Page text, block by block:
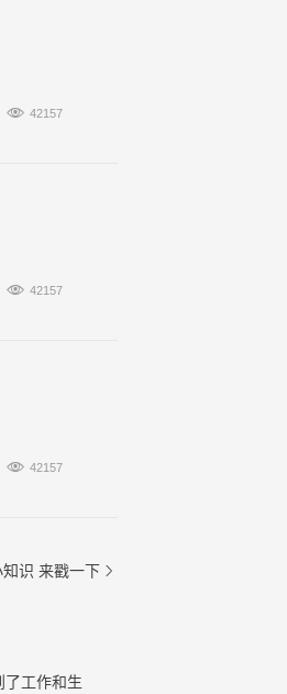
 42157
 42157
 42157
识 来戳一下 
了工作和生